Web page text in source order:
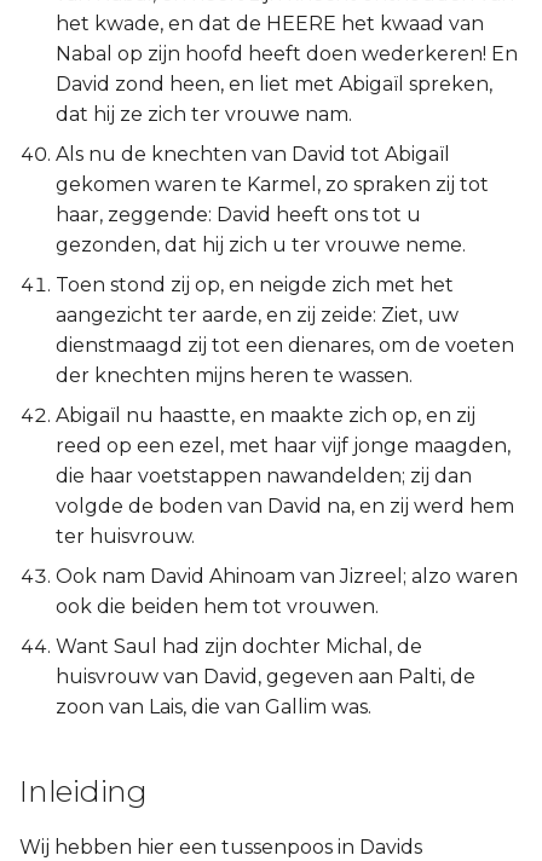
het kwade, en dat de HEERE het kwaad van
Nabal op zijn hoofd heeft doen wederkeren! En
David zond heen, en liet met Abigaïl spreken,
dat hij ze zich ter vrouwe nam.
Als nu de knechten van David tot Abigaïl
gekomen waren te Karmel, zo spraken zij tot
haar, zeggende: David heeft ons tot u
gezonden, dat hij zich u ter vrouwe neme.
Toen stond zij op, en neigde zich met het
aangezicht ter aarde, en zij zeide: Ziet, uw
dienstmaagd zij tot een dienares, om de voeten
der knechten mijns heren te wassen.
Abigaïl nu haastte, en maakte zich op, en zij
reed op een ezel, met haar vijf jonge maagden,
die haar voetstappen nawandelden; zij dan
volgde de boden van David na, en zij werd hem
ter huisvrouw.
Ook nam David Ahinoam van Jizreel; alzo waren
ook die beiden hem tot vrouwen.
Want Saul had zijn dochter Michal, de
huisvrouw van David, gegeven aan Palti, de
zoon van Lais, die van Gallim was.
Inleiding
Wij hebben hier een tussenpoos in Davids